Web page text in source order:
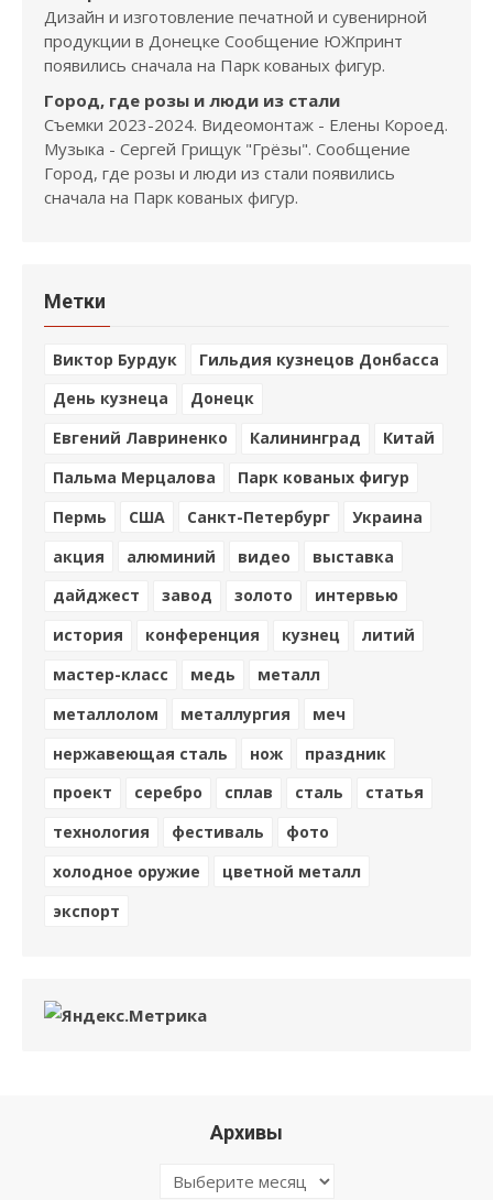
Дизайн и изготовление печатной и сувенирной
продукции в Донецке Сообщение ЮЖпринт
появились сначала на Парк кованых фигур.
Город, где розы и люди из стали
Съемки 2023-2024. Видеомонтаж - Елены Короед.
Музыка - Сергей Грищук "Грёзы". Сообщение
Город, где розы и люди из стали появились
сначала на Парк кованых фигур.
Метки
Виктор Бурдук
Гильдия кузнецов Донбасса
День кузнеца
Донецк
Евгений Лавриненко
Калининград
Китай
Пальма Мерцалова
Парк кованых фигур
Пермь
США Санкт-Петербург
Украина
акция
алюминий видео
выставка
дайджест
завод золото
интервью
история
конференция кузнец
литий
мастер-класс
медь
металл
металлолом
металлургия
меч
нержавеющая сталь
нож
праздник
проект
серебро сплав сталь
статья
технология
фестиваль
фото
холодное оружие
цветной металл
экспорт
Архивы
Архивы